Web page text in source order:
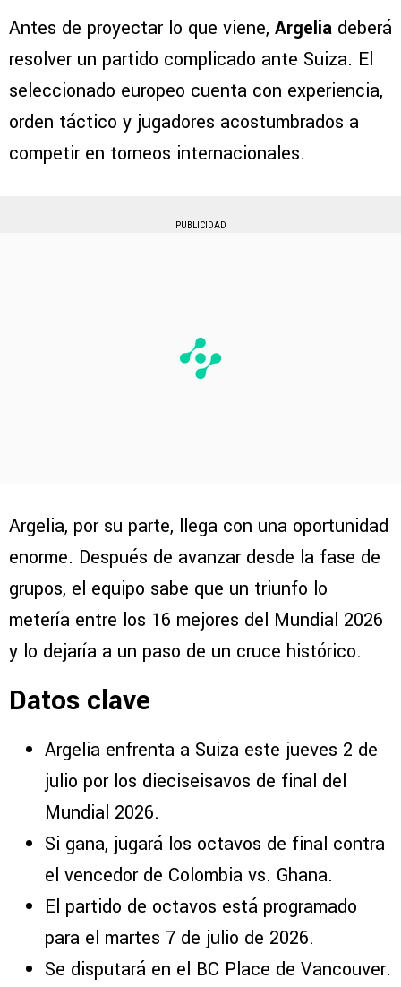
Antes de proyectar lo que viene, Argelia deberá
resolver un partido complicado ante Suiza. El
seleccionado europeo cuenta con experiencia,
orden táctico y jugadores acostumbrados a
competir en torneos internacionales.
PUBLICIDAD
Argelia, por su parte, llega con una oportunidad
enorme. Después de avanzar desde la fase de
grupos, el equipo sabe que un triunfo lo
metería entre los 16 mejores del Mundial 2026
y lo dejaría a un paso de un cruce histórico.
Datos clave
Argelia enfrenta a Suiza este jueves 2 de
julio por los dieciseisavos de final del
Mundial 2026.
Si gana, jugará los octavos de final contra
el vencedor de Colombia vs. Ghana.
El partido de octavos está programado
para el martes 7 de julio de 2026.
Se disputará en el BC Place de Vancouver.